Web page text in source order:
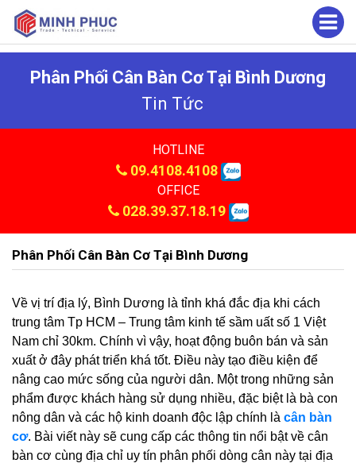
Phân Phối Cân Bàn Cơ Tại Bình Dương
Tin Tức
HOTLINE
09.4108.4108
OFFICE
028.39.37.18.19
Phân Phối Cân Bàn Cơ Tại Bình Dương
Về vị trí địa lý, Bình Dương là tỉnh khá đắc địa khi cách
trung tâm Tp HCM – Trung tâm kinh tế sầm uất số 1 Việt
Nam chỉ 30km. Chính vì vậy, hoạt động buôn bán và sản
xuất ở đây phát triển khá tốt. Điều này tạo điều kiện để
nâng cao mức sống của người dân. Một trong những sản
phẩm được khách hàng sử dụng nhiều, đặc biệt là bà con
nông dân và các hộ kinh doanh độc lập chính là cân bàn
cơ. Bài viết này sẽ cung cấp các thông tin nổi bật về cân
bàn cơ cùng địa chỉ uy tín phân phối dòng cân này tại địa